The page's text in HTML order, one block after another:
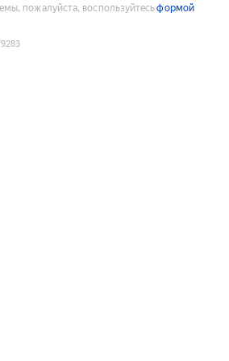
пожалуйста, воспользуйтесьформой